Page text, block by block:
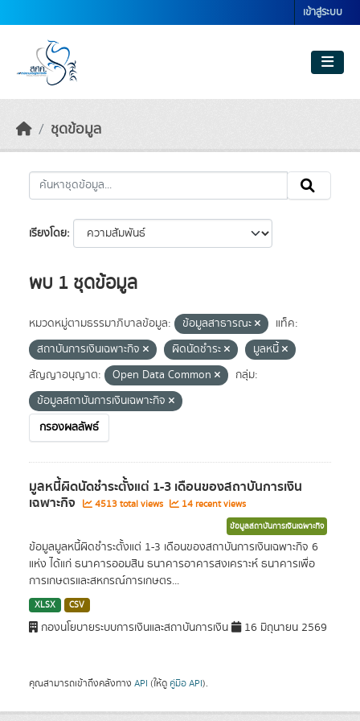
เข้าสู่ระบบ
ชุดข้อมูล
เรียงโดย
พบ 1 ชุดข้อมูล
หมวดหมู่ตามธรรมาภิบาลข้อมูล: ข้อมูลสาธารณะ
แท็ค:
สถาบันการเงินเฉพาะกิจ
ผิดนัดชำระ
มูลหนี้
สัญญาอนุญาต:
Open Data Common
กลุ่ม:
ข้อมูลสถาบันการเงินเฉพาะกิจ
กรองผลลัพธ์
มูลหนี้ผิดนัดชำระตั้งแต่ 1-3 เดือนของสถาบันการเงิน
เฉพาะกิจ 4513 total views 14 recent views
ข้อมูลสถาบันการเงินเฉพาะกิจ
ข้อมูลมูลหนี้ผิดชำระตั้งแต่ 1-3 เดือนของสถาบันการเงินเฉพาะกิจ 6
แห่ง ได้แก่ ธนาคารออมสิน ธนาคารอาคารสงเคราะห์ ธนาคารเพื่อ
การเกษตรและสหกรณ์การเกษตร...
XLSX CSV
กองนโยบายระบบการเงินและสถาบันการเงิน 16 มิถุนายน 2569
คุณสามารถเข้าถึงคลังทาง API (ให้ดู คู่มือ API).